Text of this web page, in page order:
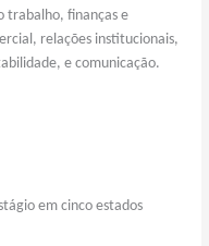
trabalho, finanças e
relações institucionais,
e comunicação.
em cinco estados